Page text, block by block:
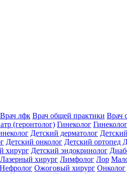
Врач лфк Врач общей практики Врач
(геронтолог) Гинеколог
Детский дерматолог
Детский онколог Детский ортопед
хирург Детский эндокринолог
Лазерный хирург Лимфолог Лор
Нефролог Ожоговый хирург Онколог